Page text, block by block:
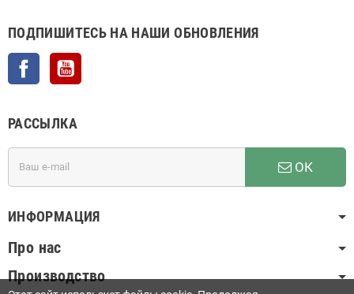
ПОДПИШИТЕСЬ НА НАШИ ОБНОВЛЕНИЯ
Facebook
РАССЫЛКА
ОК
ИНФОРМАЦИЯ
Про нас
Производство